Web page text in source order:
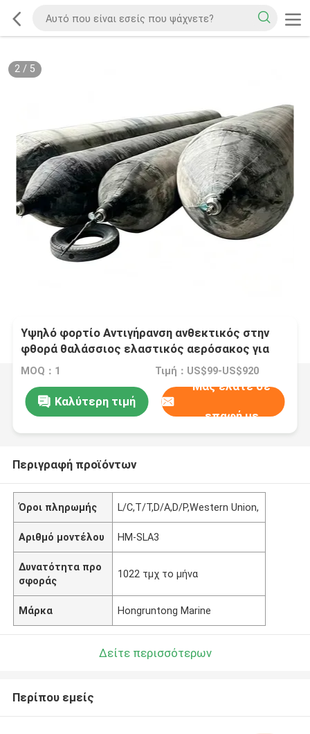
2/ 5
Υψηλό φορτίο Αντιγήρανση ανθεκτικός στην
φθορά θαλάσσιος ελαστικός αερόσακος για
την εκτόξευση πλοίων
MOQ：1 Τιμή：US$99-US$920
Καλύτερη τιμή
Μας ελάτε σε
επαφή με
Περιγραφή προϊόντων
Όροι πληρωμής L/C,T/T,D/A,D/P,Western Union,
Αριθμό μοντέλου HM-SLA3
Δυνατότητα προ
σφοράς
1022 τμχ το μήνα
Μάρκα Hongruntong Marine
Δείτε περισσότερων
Περίπου εμείς